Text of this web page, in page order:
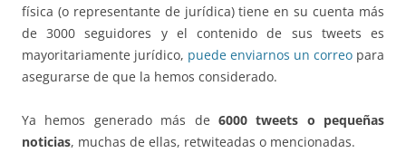
física (o representante de jurídica) tiene en su cuenta más
de 3000 seguidores y el contenido de sus tweets es
mayoritariamente jurídico, puede enviarnos un correo para
asegurarse de que la hemos considerado.
Ya hemos generado más de 6000tweets o pequeñas
noticias, muchas de ellas, retwiteadas o mencionadas.